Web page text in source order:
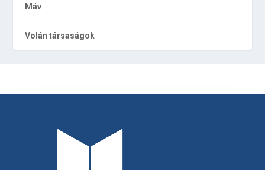
Máv
Volán társaságok